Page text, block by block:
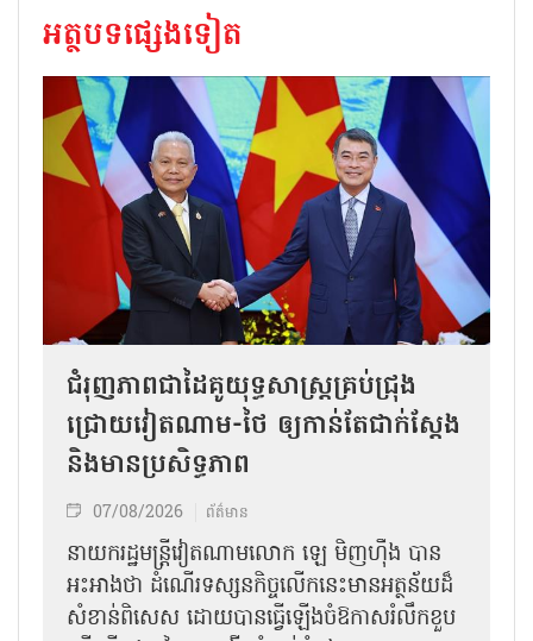
អត្ថបទផ្សេងទៀត
ជំរុញភាពជាដៃគូយុទ្ធសាស្ត្រគ្រប់ជ្រុង
ជ្រោយវៀតណាម-ថៃ ឲ្យកាន់តែជាក់ស្ដែង
និងមានប្រសិទ្ធភាព
07/08/2026 ព័ត៌មាន
នាយករដ្ឋមន្ត្រីវៀតណាមលោក ឡេ មិញហ៊ឹង បាន
អះអាងថា ដំណើរទស្សនកិច្ចលើកនេះមានអត្ថន័យដ៏
សំខាន់ពិសេស ដោយបានធ្វើឡើងចំឱកាសរំលឹកខួប